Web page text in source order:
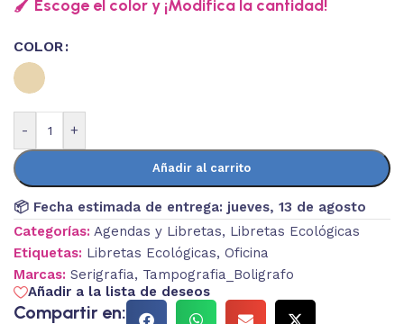
🖌️ Escoge el color y ¡Modifica la cantidad!
COLOR
- +
Añadir al carrito
📦 Fecha estimada de entrega: jueves, 13 de agosto
Categorías: Agendas y Libretas, Libretas Ecológicas
Etiquetas: Libretas Ecológicas, Oficina
Marcas: Serigrafia, Tampografia_Boligrafo
Añadir a la lista de deseos
Compartir en: